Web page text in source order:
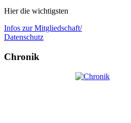
Hier die wichtigsten
Infos zur Mitgliedschaft/
Datenschutz
Chronik